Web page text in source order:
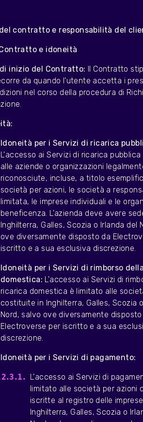
contratto e responsabilità del
e idoneità
inizio del Contratto: Il Contratto
da quando l'utente accetta i
nel corso della procedura di
Idoneità per i Servizi di ricarica
L'accesso ai Servizi di ricarica
alle aziende o organizzazioni
riconosciute, incluse, a titolo
società per azioni, le società a
limitata, le imprese individuali e le
beneficenza. L'azienda deve avere
Inghilterra, Galles, Scozia o Irlanda del
ove diversamente disposto da
iscritto e a sua esclusiva discrezione.
Idoneità per i Servizi di rimborso
domestica: L'accesso ai Servizi di
ricarica domestica è limitato alle
costituite in Inghilterra, Galles, Scozia
Nord, salvo ove diversamente
Electroverse per iscritto e a sua
discrezione.
Idoneità per i Servizi di pagamento:
L'accesso ai Servizi di
limitato alle società per azioni
iscritte al registro delle
Inghilterra, Galles, Scozia o